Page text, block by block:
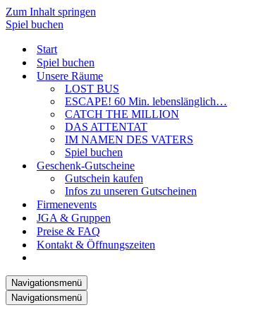
Zum Inhalt springen
Spiel buchen
Start
Spiel buchen
Unsere Räume
LOST BUS
ESCAPE! 60 Min. lebenslänglich…
CATCH THE MILLION
DAS ATTENTAT
IM NAMEN DES VATERS
Spiel buchen
Geschenk-Gutscheine
Gutschein kaufen
Infos zu unseren Gutscheinen
Firmenevents
JGA & Gruppen
Preise & FAQ
Kontakt & Öffnungszeiten
Navigationsmenü
Navigationsmenü